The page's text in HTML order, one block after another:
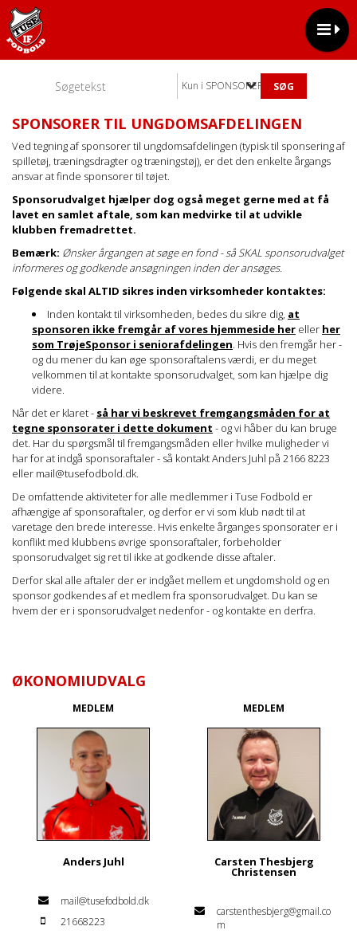
Kun i SPONSORER TIL
SPONSORER TIL UNGDOMSAFDELINGEN
Ved tegning af sponsorer til ungdomsafdelingen (typisk til sponsering af
spilletøj, træningsdragter og træningstøj), er det den enkelte årgangs
ansvar at finde sponsorer til tøjet.
Sponsorudvalget hjælper dog også meget gerne med at få
lavet en samlet aftale, som kan medvirke til at udvikle
klubben fremadrettet.
Bemærk: Ønsker årgangen at søge en fond - så SKAL sponsorudvalget
informeres og godkende ansøgningen inden der ansøges.
Følgende skal ALTID sikres inden virksomheder kontaktes:
Inden kontakt til virksomheden, bedes du sikre dig, at
sponsoren ikke fremgår af vores hjemmeside her eller her
som TrøjeSponsor i seniorafdelingen. Hvis den fremgår her -
og du mener du kan øge sponsoraftalens værdi, er du meget
velkommen til at kontakte sponsorudvalget, som kan hjælpe dig
videre.
Når det er klaret - så har vi beskrevet fremgangsmåden for at
tegne sponsorater i dette dokument - og vi håber du kan bruge
det. Har du spørgsmål til fremgangsmåden eller hvilke muligheder vi
har for at indgå sponsoraftaler - så kontakt Anders Juhl på 2166 8223
eller mail@tusefodbold.dk.
De omfattende aktiviteter for alle medlemmer i Tuse Fodbold er
afhængige af sponsoraftaler, og derfor er vi som klub nødt til at
varetage den brede interesse. Hvis enkelte årganges sponsorater er i
konflikt med klubbens øvrige sponsoraftaler, forbeholder
sponsorudvalget sig ret til ikke at godkende disse aftaler.
Derfor skal alle aftaler der er indgået mellem et ungdomshold og en
sponsor godkendes af et medlem fra sponsorudvalget. Du kan se
hvem der er i sponsorudvalget nedenfor - og kontakte en derfra.
ØKONOMIUDVALG
MEDLEM
Anders Juhl
mail@tusefodbold.dk
21668223
MEDLEM
Carsten Thesbjerg
Christensen
carstenthesbjerg@gmail.co
m